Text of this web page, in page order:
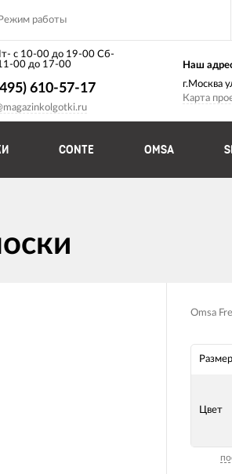
Режим работы
с 10-00 до 19-00 Сб-
00 до 17-00
610-57-17
Наш
г.Москва
Карта
CONTE OMSA
Omsa
Размер
Цвет